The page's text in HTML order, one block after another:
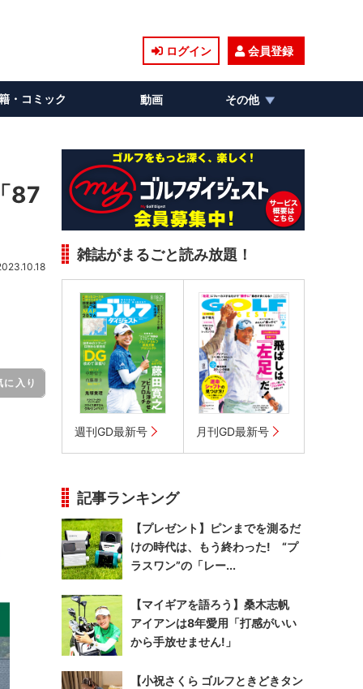
ログイン 会員登録
・コミック 動画 その他
87
に入り
雑誌がまるごと読み放題！
週刊GD最新号 月刊GD最新号
記事ランキング
【プレゼント】ピンまでを測るだ
けの時代は、もう終わった! “プ
ラスワン”の「レー...
【マイギアを語ろう】桑木志帆
アイアンは8年愛用「打感がいい
から手放せません!」
【小祝さくら ゴルフときどきタン